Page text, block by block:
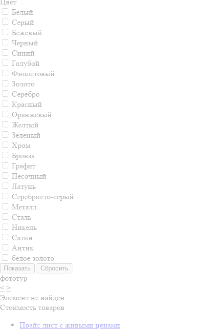
Белый
Серый
Бежевый
Черный
Синий
Голубой
Фиолетовый
Золото
Серебро
Красный
Оранжевый
Желтый
Зеленый
Хром
Бронза
Графит
Песочный
Латунь
Серебристо-серый
Металл
Сталь
Никель
Сатин
Антик
белое золото
фототур
< >
Элемент не найден
Стоимость товаров
Прайс лист с живыми ценами